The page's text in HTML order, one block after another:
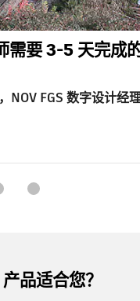
需要 3-5 天完成
NOV FGS 数字设计经
品适合您？